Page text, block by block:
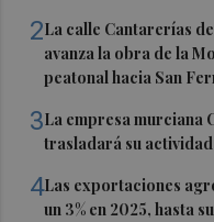
2La calle Cantarerías
avanza la obra de la
peatonal hacia San
3La empresa murciana
trasladará su actividad
4Las exportaciones
un 3% en 2025, hasta